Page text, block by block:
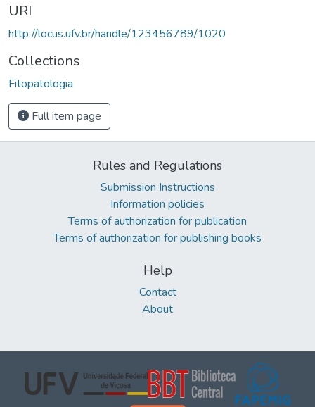
URI
http://locus.ufv.br/handle/123456789/1020
Collections
Fitopatologia
Full item page
Rules and Regulations
Submission Instructions
Information policies
Terms of authorization for publication
Terms of authorization for publishing books
Help
Contact
About